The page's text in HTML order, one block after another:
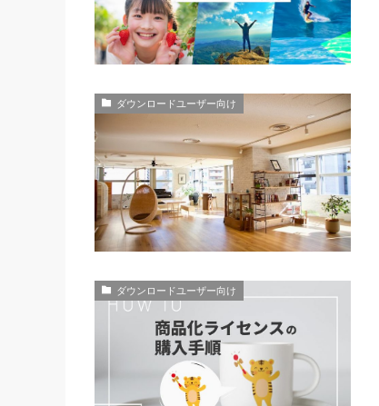
ダウンロードユーザー向け
ダウンロードユーザー向け